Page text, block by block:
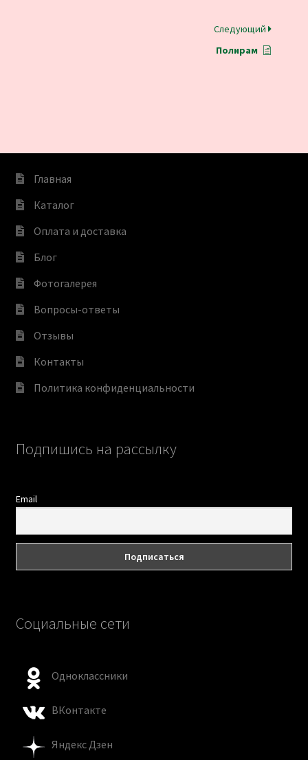
Следующий
Полирам
Главная
Каталог
Оплата и доставка
Блог
Фотогалерея
Вопросы-ответы
Отзывы
Контакты
Политика конфиденциальности
Подпишись на рассылку
Email
Социальные сети
Одноклассники
ВКонтакте
Яндекс Дзен